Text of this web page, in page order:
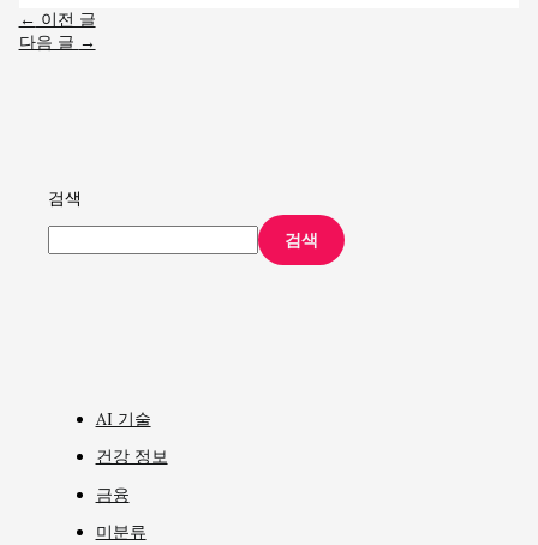
← 이전 글
다음 글 →
검색
검색
AI 기술
건강 정보
금융
미분류